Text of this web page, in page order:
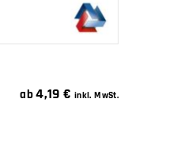
ab4,19€ inkl. MwSt.